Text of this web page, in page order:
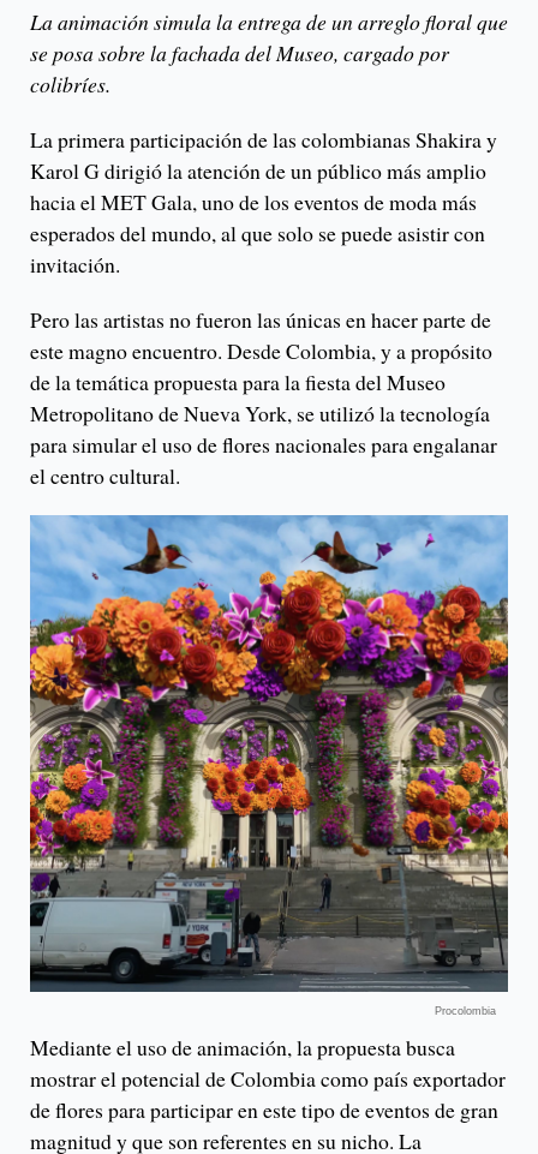
La animación simula la entrega de un arreglo floral que
se posa sobre la fachada del Museo, cargado por
colibríes.
La primera participación de las colombianas Shakira y
Karol G dirigió la atención de un público más amplio
hacia el MET Gala, uno de los eventos de moda más
esperados del mundo, al que solo se puede asistir con
invitación.
Pero las artistas no fueron las únicas en hacer parte de
este magno encuentro. Desde Colombia, y a propósito
de la temática propuesta para la fiesta del Museo
Metropolitano de Nueva York, se utilizó la tecnología
para simular el uso de flores nacionales para engalanar
el centro cultural.
Procolombia
Mediante el uso de animación, la propuesta busca
mostrar el potencial de Colombia como país exportador
de flores para participar en este tipo de eventos de gran
magnitud y que son referentes en su nicho. La